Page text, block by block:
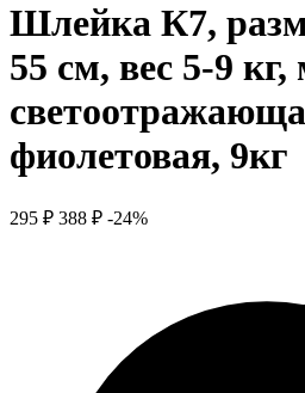
Шлейка К7,
55 см, вес 5-9 кг,
фиолетовая, 9кг
295 ₽ 388 ₽ -24%